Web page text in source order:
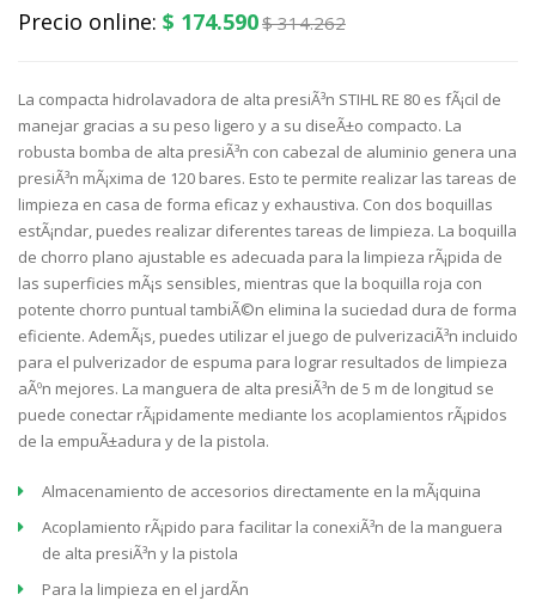
Precio online: $ 174.590$ 314.262
La compacta hidrolavadora de alta presiÃ³n STIHL RE 80 es fÃ¡cil de
manejar gracias a su peso ligero y a su diseÃ±o compacto. La
robusta bomba de alta presiÃ³n con cabezal de aluminio genera una
presiÃ³n mÃ¡xima de 120 bares. Esto te permite realizar las tareas de
limpieza en casa de forma eficaz y exhaustiva. Con dos boquillas
estÃ¡ndar, puedes realizar diferentes tareas de limpieza. La boquilla
de chorro plano ajustable es adecuada para la limpieza rÃ¡pida de
las superficies mÃ¡s sensibles, mientras que la boquilla roja con
potente chorro puntual tambiÃ©n elimina la suciedad dura de forma
eficiente. AdemÃ¡s, puedes utilizar el juego de pulverizaciÃ³n incluido
para el pulverizador de espuma para lograr resultados de limpieza
aÃºn mejores. La manguera de alta presiÃ³n de 5 m de longitud se
puede conectar rÃ¡pidamente mediante los acoplamientos rÃ¡pidos
de la empuÃ±adura y de la pistola.
Almacenamiento de accesorios directamente en la mÃ¡quina
Acoplamiento rÃ¡pido para facilitar la conexiÃ³n de la manguera
de alta presiÃ³n y la pistola
Para la limpieza en el jardÃ­n